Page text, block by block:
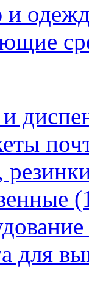
и
для